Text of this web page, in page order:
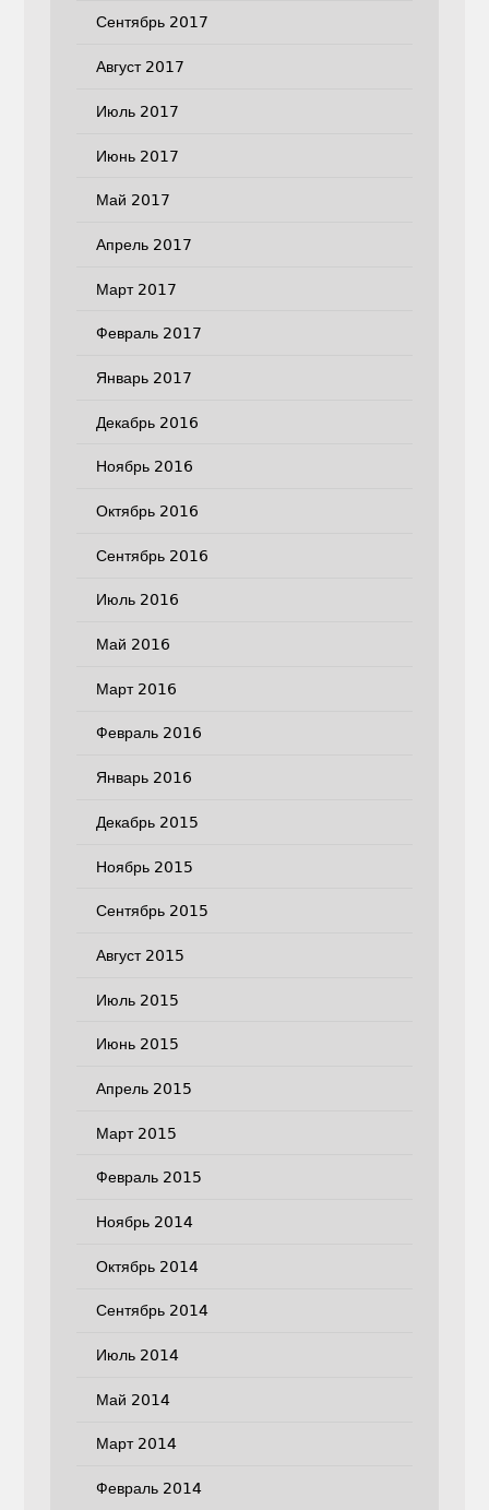
Сентябрь 2017
Август 2017
Июль 2017
Июнь 2017
Май 2017
Апрель 2017
Март 2017
Февраль 2017
Январь 2017
Декабрь 2016
Ноябрь 2016
Октябрь 2016
Сентябрь 2016
Июль 2016
Май 2016
Март 2016
Февраль 2016
Январь 2016
Декабрь 2015
Ноябрь 2015
Сентябрь 2015
Август 2015
Июль 2015
Июнь 2015
Апрель 2015
Март 2015
Февраль 2015
Ноябрь 2014
Октябрь 2014
Сентябрь 2014
Июль 2014
Май 2014
Март 2014
Февраль 2014